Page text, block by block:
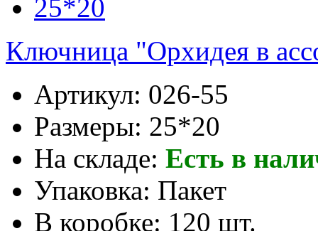
Ключница "Орхидея в
Артикул: 026-55
Размеры: 25*20
На складе: Есть в
Упаковка: Пакет
В коробке: 120 шт.